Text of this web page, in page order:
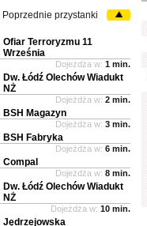
Poprzednie przystanki
Ofiar Terroryzmu 11
Września
Dojeżdża w: 1 min.
Dw. Łódź Olechów Wiadukt
NŻ
Dojeżdża w: 2 min.
BSH Magazyn
Dojeżdża w: 3 min.
BSH Fabryka
Dojeżdża w: 6 min.
Compal
Dojeżdża w: 8 min.
Dw. Łódź Olechów Wiadukt
NŻ
Dojeżdża w: 10 min.
Jędrzejowska